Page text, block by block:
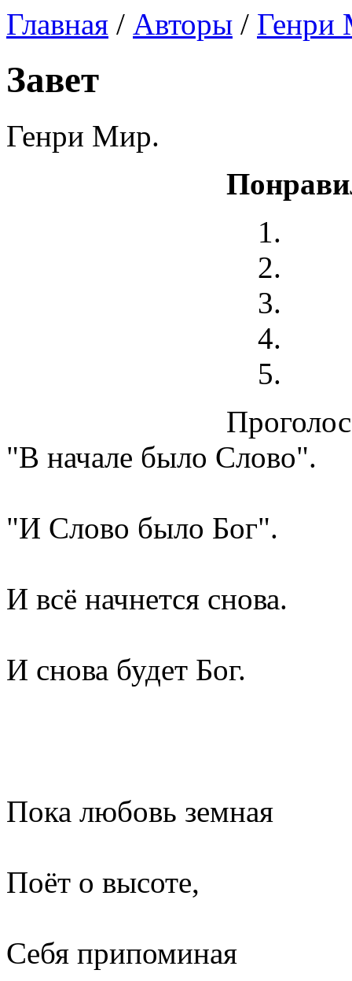
Главная / Авторы / Генри
Завет
Генри Мир.
"В начале было Слово".
"И Слово было Бог".
И всё начнется снова.
И снова будет Бог.
Пока любовь земная
Поёт о высоте,
Себя припоминая